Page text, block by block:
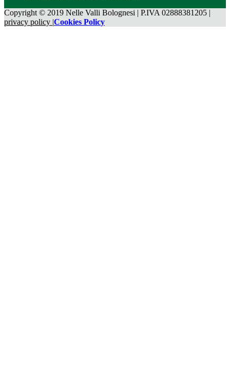
Copyright © 2019 Nelle Valli Bolognesi | P.IVA 02888381205 |
privacy policy |Cookies Policy